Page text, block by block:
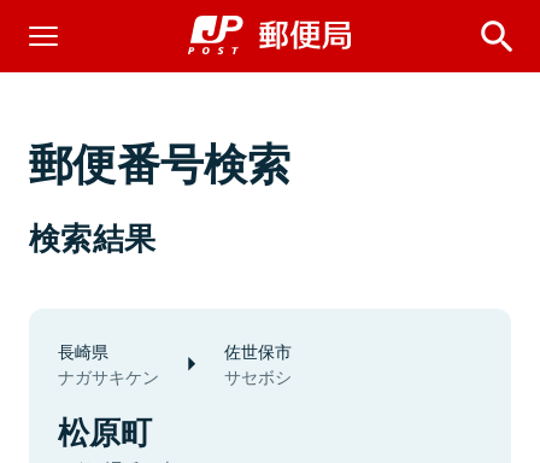
郵便番号検索
検索結果
長崎県
ナガサキケン
佐世保市
サセボシ
松原町